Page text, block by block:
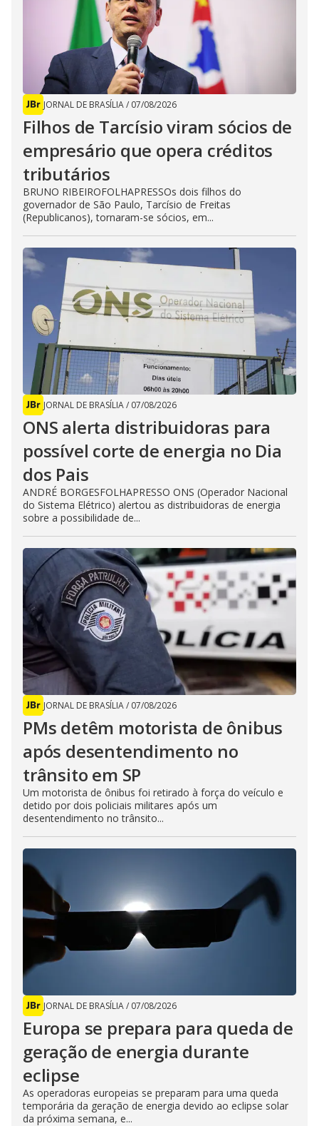
JORNAL DE BRASÍLIA/ 07/08/2026
Filhos de Tarcísio viram sócios de
empresário que opera créditos
tributários
BRUNO RIBEIROFOLHAPRESSOs dois filhos do
governador de São Paulo, Tarcísio de Freitas
(Republicanos), tornaram-se sócios, em...
JORNAL DE BRASÍLIA/ 07/08/2026
ONS alerta distribuidoras para
possível corte de energia no Dia
dos Pais
ANDRÉ BORGESFOLHAPRESSO ONS (Operador Nacional
do Sistema Elétrico) alertou as distribuidoras de energia
sobre a possibilidade de...
JORNAL DE BRASÍLIA/ 07/08/2026
PMs detêm motorista de ônibus
após desentendimento no
trânsito em SP
Um motorista de ônibus foi retirado à força do veículo e
detido por dois policiais militares após um
desentendimento no trânsito...
JORNAL DE BRASÍLIA/ 07/08/2026
Europa se prepara para queda de
geração de energia durante
eclipse
As operadoras europeias se preparam para uma queda
temporária da geração de energia devido ao eclipse solar
da próxima semana, e...